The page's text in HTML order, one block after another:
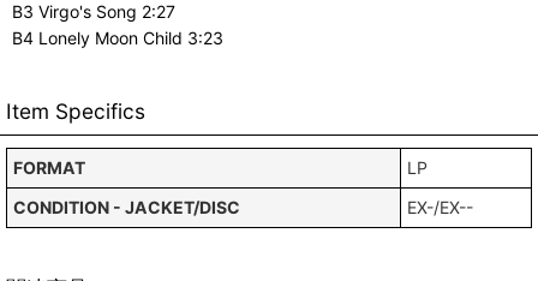
B3 Virgo's Song 2:27
B4 Lonely Moon Child 3:23
Item Specifics
FORMAT
LP
CONDITION - JACKET/DISC
EX-/EX--